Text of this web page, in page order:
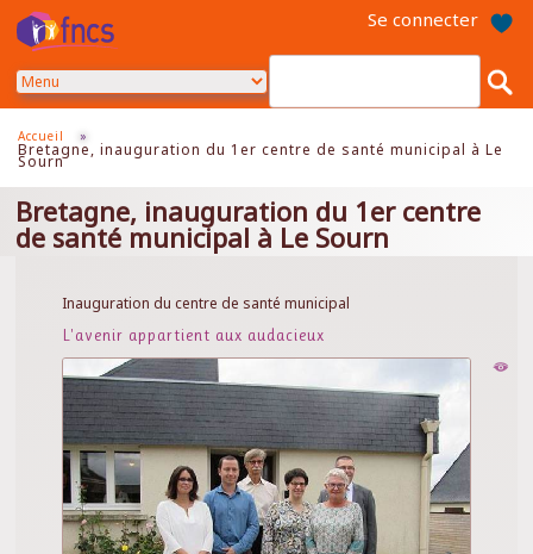
contenu
Se connecter
Accueil »
Bretagne, inauguration du 1er centre de santé municipal à Le
Sourn
Bretagne, inauguration du 1er centre
de santé municipal à Le Sourn
Inauguration du centre de santé municipal
L'avenir appartient aux audacieux